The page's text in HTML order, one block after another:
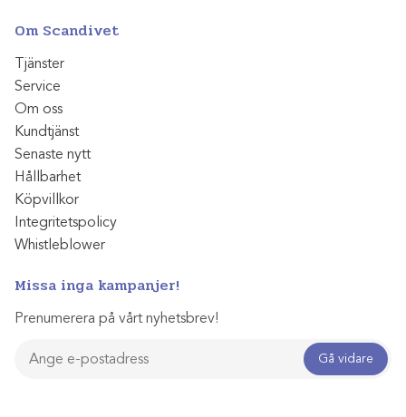
Om Scandivet
Tjänster
Service
Om oss
Kundtjänst
Senaste nytt
Hållbarhet
Köpvillkor
Integritetspolicy
Whistleblower
Missa inga kampanjer!
Prenumerera på vårt nyhetsbrev!
Gå vidare